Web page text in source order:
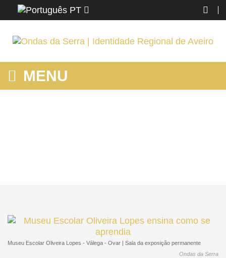
PT
MENU
Museu Escolar Oliveira Lopes - Válega - Ovar | Sala da exposição permanente
Ondas da Serra